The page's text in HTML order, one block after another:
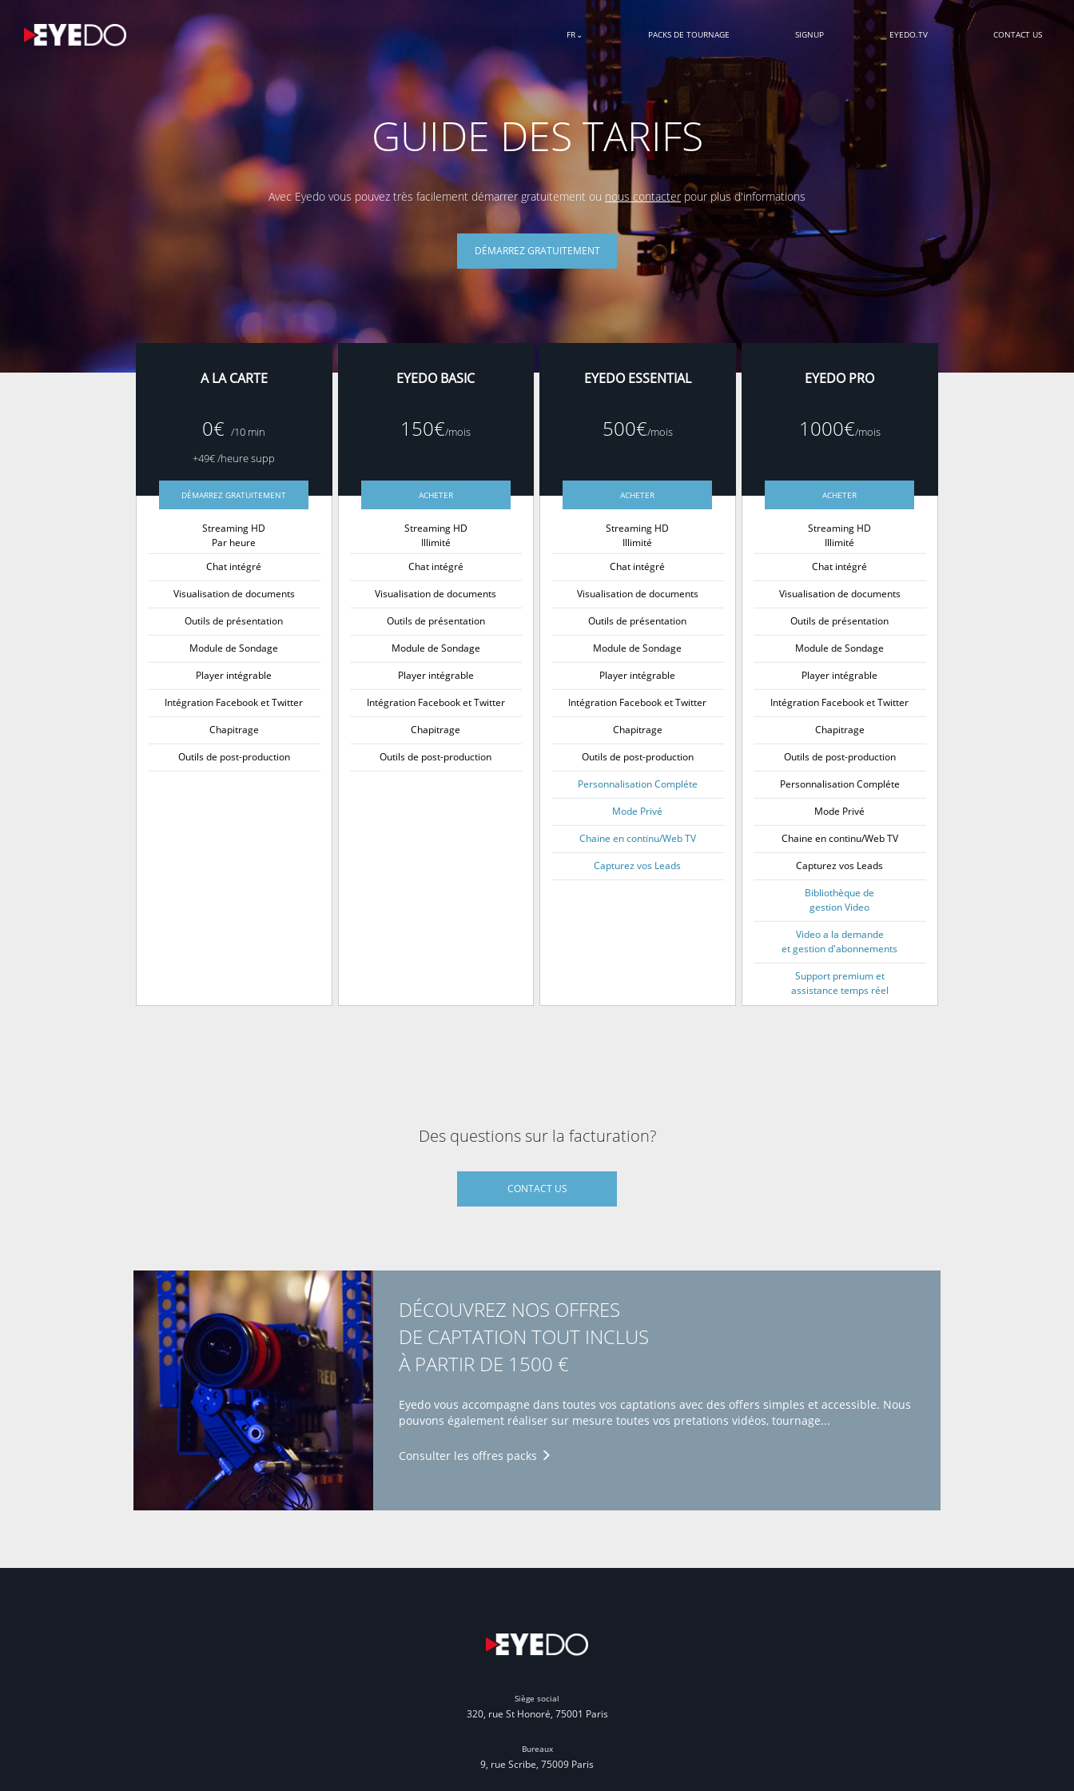
FR PACKS DE TOURNAGE SIGNUP EYEDO.TV CONTACT US
GUIDE DES TARIFS
Avec Eyedo vous pouvez très facilement démarrer gratuitement ou nous contacter pour plus d'informations
DÉMARREZ GRATUITEMENT
A LA CARTE
0€ /10 min
+49€ /heure supp
DÉMARREZ GRATUITEMENT
Streaming HD
Par heure
Chat intégré
Visualisation de documents
Outils de présentation
Module de Sondage
Player intégrable
Intégration Facebook et Twitter
Chapitrage
Outils de post-production
EYEDO BASIC
150€/mois
ACHETER
Streaming HD
Illimité
Chat intégré
Visualisation de documents
Outils de présentation
Module de Sondage
Player intégrable
Intégration Facebook et Twitter
Chapitrage
Outils de post-production
EYEDO ESSENTIAL
500€/mois
ACHETER
Streaming HD
Illimité
Chat intégré
Visualisation de documents
Outils de présentation
Module de Sondage
Player intégrable
Intégration Facebook et Twitter
Chapitrage
Outils de post-production
Personnalisation Compléte
Mode Privé
Chaine en continu/Web TV
Capturez vos Leads
EYEDO PRO
1000€/mois
ACHETER
Streaming HD
Illimité
Chat intégré
Visualisation de documents
Outils de présentation
Module de Sondage
Player intégrable
Intégration Facebook et Twitter
Chapitrage
Outils de post-production
Personnalisation Compléte
Mode Privé
Chaine en continu/Web TV
Capturez vos Leads
Bibliothèque de
gestion Video
Video a la demande
et gestion d'abonnements
Support premium et
assistance temps réel
Des questions sur la facturation?
CONTACT US
DÉCOUVREZ NOS OFFRES
DE CAPTATION TOUT INCLUS
À PARTIR DE 1500 €
Eyedo vous accompagne dans toutes vos captations avec des offers simples et accessible. Nous
pouvons également réaliser sur mesure toutes vos pretations vidéos, tournage...
Consulter les offres packs
Siège social
320, rue St Honoré, 75001 Paris
Bureaux
9, rue Scribe, 75009 Paris